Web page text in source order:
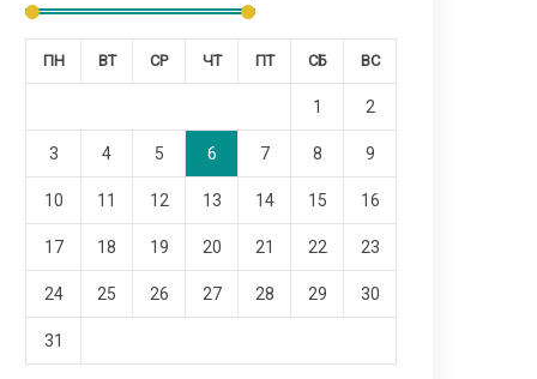
ПН ВТ СР ЧТ ПТ СБ ВС
1 2
3 4 5 6 7 8 9
10 11 12 13 14 15 16
17 18 19 20 21 22 23
24 25 26 27 28 29 30
31